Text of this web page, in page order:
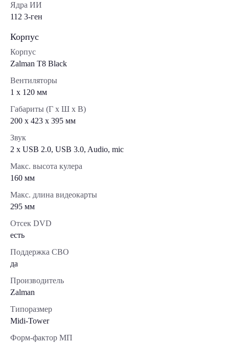
Ядра ИИ
112 3-ген
Корпус
Корпус
Zalman T8 Black
Вентиляторы
1 х 120 мм
Габариты (Г x Ш x В)
200 x 423 x 395 мм
Звук
2 x USB 2.0, USB 3.0, Audio, mic
Макс. высота кулера
160 мм
Макс. длина видеокарты
295 мм
Отсек DVD
есть
Поддержка СВО
да
Производитель
Zalman
Типоразмер
Midi-Tower
Форм-фактор МП